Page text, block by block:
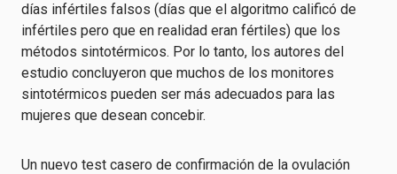
días infértiles falsos (días que el algoritmo calificó de
infértiles pero que en realidad eran fértiles) que los
métodos sintotérmicos. Por lo tanto, los autores del
estudio concluyeron que muchos de los monitores
sintotérmicos pueden ser más adecuados para las
mujeres que desean concebir.
Un nuevo test casero de confirmación de la ovulación